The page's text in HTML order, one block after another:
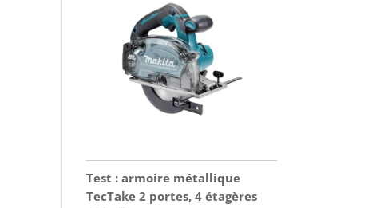
Test : armoire métallique
TecTake 2 portes, 4 étagères